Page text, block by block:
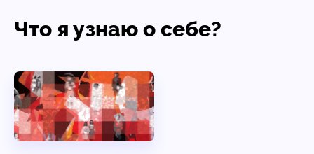
Что я узнаю о себе?